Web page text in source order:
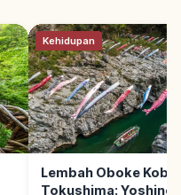
Kehidupan
Lembah Oboke
Tokushima: Yoshino-